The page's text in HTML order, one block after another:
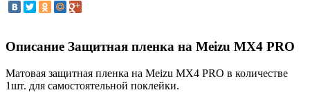
Описание Защитная пленка на Meizu MX4 PRO
Матовая защитная пленка на Meizu MX4 PRO в количестве
1шт. для самостоятельной поклейки.